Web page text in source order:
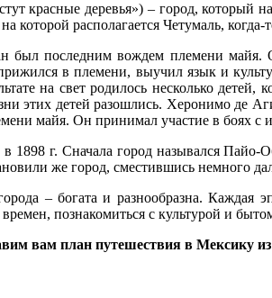
красные деревья») – город, который
которой располагается Четумаль,
был последним вождем племени
в племени, выучил язык и
на свет родилось несколько
этих детей разошлись. Херонимо де
майя. Он принимал участие в боях
1898 г. Сначала город назывался
же город, сместившись немного
– богата и разнообразна.
познакомиться с культурой и
вам план путешествия в Мексику из